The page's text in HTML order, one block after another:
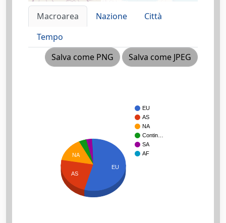
Macroarea Nazione
Città
Tempo
Salva come PNG
Salva come JPEG
EU
AS
NA
Contin…
SA
AF
NA
AS
EU